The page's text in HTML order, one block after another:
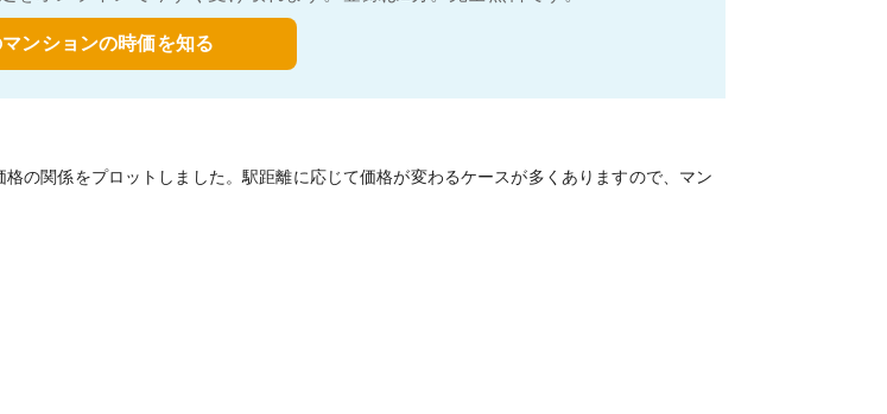
ンションの時価を知る
の関係をプロットしました。駅距離に応じて価格が変わるケースが多くありますので、マン